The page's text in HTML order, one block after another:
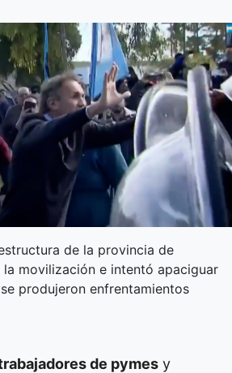
de la provincia de
la movilización e intentó apaciguar
produjeron enfrentamientos
de pymes y